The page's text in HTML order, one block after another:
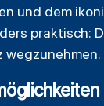
und dem
praktisch:
wegzunehmen.